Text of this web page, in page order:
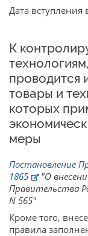
Дата вступления
К
проводится
товары и
которых
меры
Постановление
1865
"О
Правительства
N 565"
Кроме того,
правила